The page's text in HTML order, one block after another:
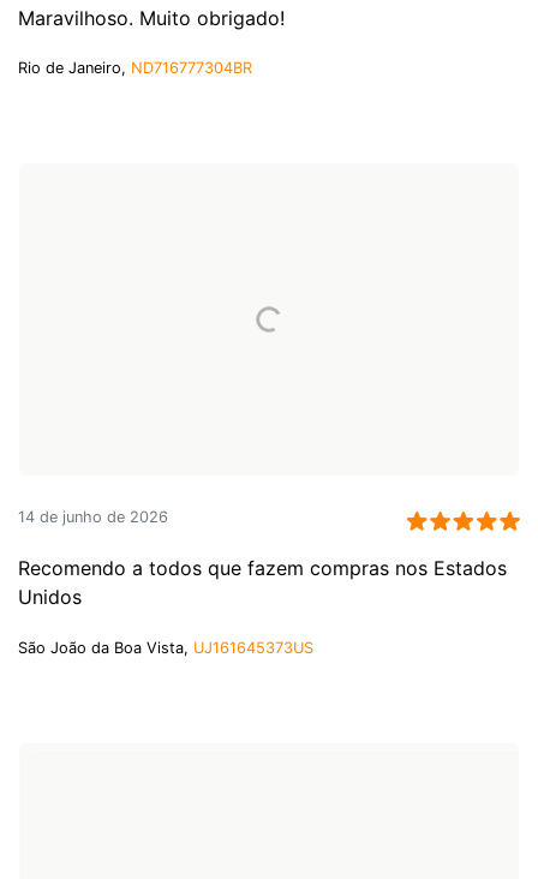
Maravilhoso. Muito obrigado!
Rio de Janeiro, ND716777304BR
14 de junho de 2026
Recomendo a todos que fazem compras nos Estados
Unidos
São João da Boa Vista, UJ161645373US